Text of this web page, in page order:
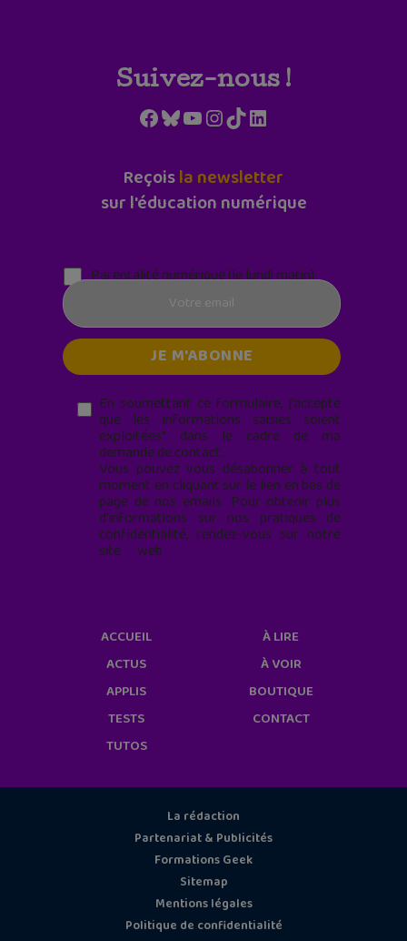
Suivez-nous !
Facebook
Bluesky
YouTube
Instagram
TikTokLinkedIn
Reçoisla newsletter
sur l'éducation numérique
Parentalité numérique (le lundi matin)
En soumettant ce formulaire, j’accepte
que les informations saisies soient
exploitées* dans le cadre de ma
demande de contact.
Vous pouvez vous désabonner à tout
moment en cliquant sur le lien en bas de
page de nos emails. Pour obtenir plus
d'informations sur nos pratiques de
confidentialité, rendez-vous sur notre
site web
ACCUEIL
ACTUS
APPLIS
TESTS
TUTOS
À LIRE
À VOIR
BOUTIQUE
CONTACT
La rédaction
Partenariat & Publicités
Formations Geek
Sitemap
Mentions légales
Politique de confidentialité